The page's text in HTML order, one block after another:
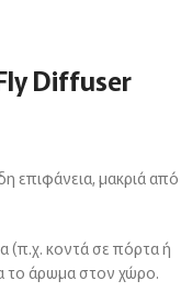
Diffuser
επιφάνεια, μακριά από
(π.χ. κοντά σε πόρτα ή
το άρωμα στον χώρο.